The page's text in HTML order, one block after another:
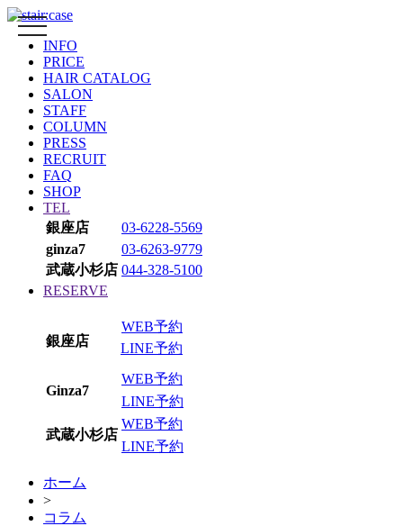
INFO
PRICE
HAIR CATALOG
SALON
STAFF
COLUMN
PRESS
RECRUIT
FAQ
SHOP
TEL
銀座店
03-6228-5569
ginza7
03-6263-9779
武蔵小杉店 044-328-5100
RESERVE
銀座店
WEB予約
LINE予約
Ginza7
WEB予約
LINE予約
武蔵小杉店
WEB予約
LINE予約
toggle
navigation
ホーム
>
コラム